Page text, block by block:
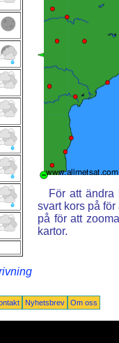
För att
svart kors på
på för att
kartor.
Nyhetsbrev Om oss